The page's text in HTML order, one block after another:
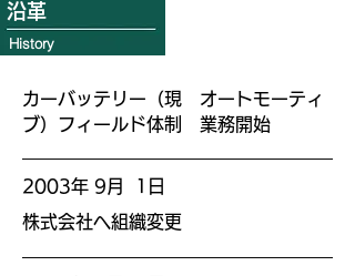
History
沿革
カーバッテリー（現 オートモーティ
ブ）フィールド体制 業務開始
2003年 9月 1日
株式会社へ組織変更